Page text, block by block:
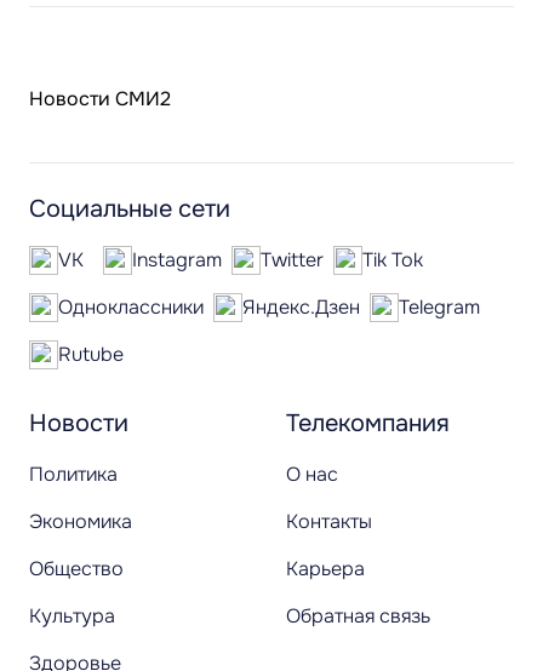
Новости СМИ2
Новости
Политика
Экономика
Общество
Культура
Здоровье
Телекомпания
О нас
Контакты
Карьера
Обратная связь
Социальные сети
VK Instagram Twitter
Tik Tok
Одноклассники
Яндекс.Дзен
Telegram
Rutube